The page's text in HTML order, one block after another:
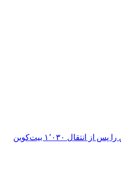
استراتژی حرکت بعدی بیت‌کوین را پس از انتقال ۱٬۰۳۰ بیت‌کوین